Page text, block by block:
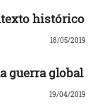
histórico
18/05/2019
guerra global
19/04/2019